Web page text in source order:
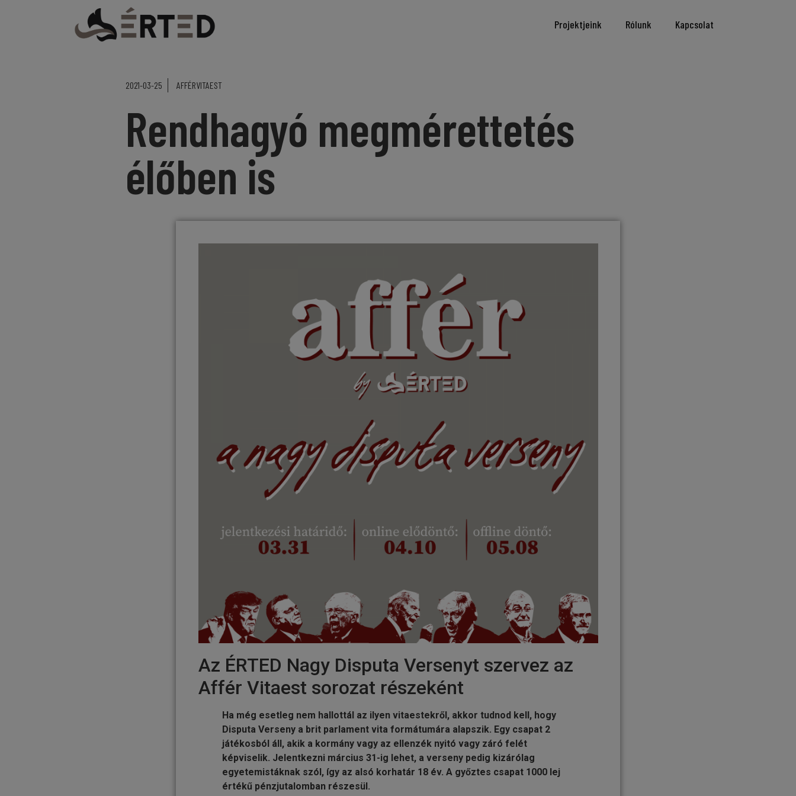
Projektjeink Rólunk Kapcsolat
2021-03-25 AFFÉRVITAEST
Rendhagyó megmérettetés
élőben is
Az ÉRTED Nagy Disputa Versenyt szervez az
Affér Vitaest sorozat részeként
Ha még esetleg nem hallottál az ilyen vitaestekről, akkor tudnod kell, hogy
Disputa Verseny a brit parlament vita formátumára alapszik. Egy csapat 2
játékosból áll, akik a kormány vagy az ellenzék nyitó vagy záró felét
képviselik. Jelentkezni március 31-ig lehet, a verseny pedig kizárólag
egyetemistáknak szól, így az alsó korhatár 18 év. A győztes csapat 1000 lej
értékű pénzjutalomban részesül.